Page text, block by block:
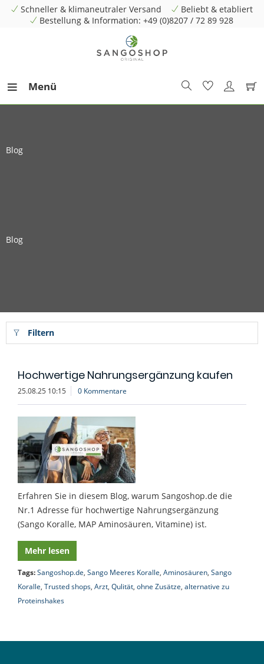
Schneller & klimaneutraler Versand
Beliebt & etabliert
Bestellung & Information: +49 (0)8207 / 72 89 928
Menü
Blog
Blog
Filtern
Hochwertige Nahrungsergänzung kaufen
25.08.25 10:15 0 Kommentare
Erfahren Sie in diesem Blog, warum Sangoshop.de die
Nr.1 Adresse für hochwertige Nahrungsergänzung
(Sango Koralle, MAP Aminosäuren, Vitamine) ist.
Mehr lesen
Tags:Sangoshop.de, Sango Meeres Koralle, Aminosäuren, Sango
Koralle, Trusted shops, Arzt, Qulität, ohne Zusätze, alternative zu
Proteinshakes